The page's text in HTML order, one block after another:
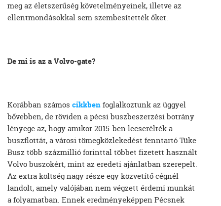
meg az életszerűség követelményeinek, illetve az
ellentmondásokkal sem szembesítették őket.
De mi is az a Volvo-gate?
Korábban számos cikkbenfoglalkoztunk az üggyel
bővebben, de röviden a pécsi buszbeszerzési botrány
lényege az, hogy amikor 2015-ben lecserélték a
buszflottát, a városi tömegközlekedést fenntartó Tüke
Busz több százmillió forinttal többet fizetett használt
Volvo buszokért, mint az eredeti ajánlatban szerepelt.
Az extra költség nagy része egy közvetítő cégnél
landolt, amely valójában nem végzett érdemi munkát
a folyamatban. Ennek eredményeképpen Pécsnek